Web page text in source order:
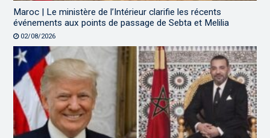
Maroc | Le ministère de l’Intérieur clarifie les récents
événements aux points de passage de Sebta et Melilia
02/08/2026